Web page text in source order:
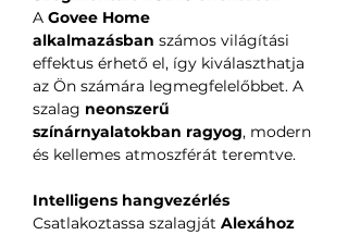
A Govee Home
alkalmazásban számos világítási
effektus érhető el, így kiválaszthatja
az Ön számára legmegfelelőbbet. A
szalag neonszerű
színárnyalatokban ragyog, modern
és kellemes atmoszférát teremtve.
Intelligens hangvezérlés
Csatlakoztassa szalagját Alexához